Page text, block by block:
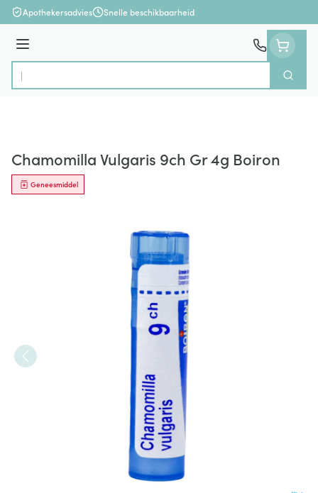
Ga naar de inhoud
Apothekersadvies Snelle beschikbaarheid
Menu
Product, merk, categorie...
Zoek
Chamomilla Vulgaris 9ch Gr 4g Boiron
Geneesmiddel